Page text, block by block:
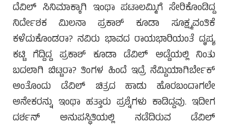
ದೆವಿಲ್ ಸಿನಿಮಾಕ್ಕಾಗಿ ಇಂಥಾ ಪಟಾಲಮ್ಮಿಗೆ ಸೇರಿಕೊಂಡಿದ್ದ
ನಿರ್ದೇಶಕ ಮಿಲನಾ ಪ್ರಕಾಶ್ ಕೂಡಾ ಸೂಕ್ಷ್ಮವಂತಿಕೆ
ಕಳೆದುಕೊಂಡರಾ? ನವಿರು ಭಾವದ ರಾಯಭಾರಿಯಂತೆ ದೃಷ್ಯ
ಕಟ್ಟಿ ಗೆದ್ದಿದ್ದ ಪ್ರಕಾಶ್ ಕೂಡಾ ಡೆವಿಲ್ ಅಡ್ಡೆಯಲ್ಲಿ ನಿಂತು
ಬದಲಾಗಿ ಬಿಟ್ಟರಾ? ತಿಂಗಳ ಹಿಂದೆ ಇದ್ರೆ ನೆಮ್ದಿಯಾಗಿರ್ಬೇಕ್
ಅಂತೊಂದು ಡೆವಿಲ್ ಚಿತ್ರದ ಹಾಡು ಹೊರಬಂದಾಗಲೇ
ಅನೇಕರನ್ನು ಇಂಥಾ ಹತ್ತಾರು ಪ್ರಶ್ನೆಗಳು ಕಾಡಿದ್ದವು. ಇದೀಗ
ದರ್ಶನ್ ಅನುಪಸ್ಥಿತಿಯಲ್ಲಿ ನಡೆದಿರುವ ಡೆವಿಲ್